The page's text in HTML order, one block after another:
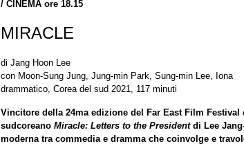
/ CINEMA ore 18.15
MIRACLE
di Jang Hoon Lee
con Moon-Sung Jung, Jung-min Park, Sung-min Lee, Iona
drammatico, Corea del sud 2021, 117 minuti
Vincitore della 24ma edizione del Far East Film Festival
sudcoreano Miracle: Letters to the Presidentdi Lee
moderna tra commedia e dramma che coinvolge e